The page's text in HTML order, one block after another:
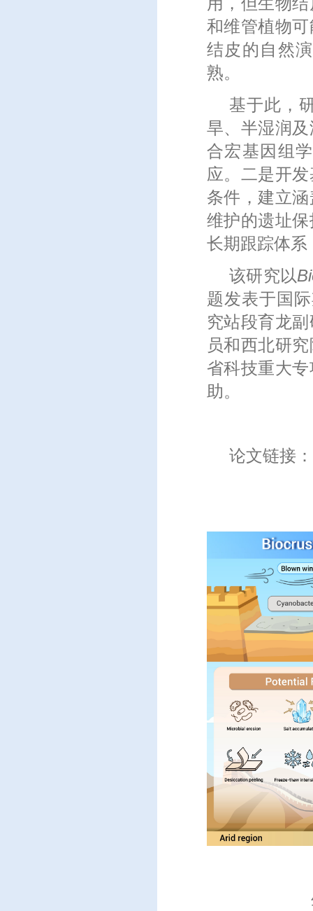
和维管植物
结皮的自然
熟。
基于此，
旱、半湿润
合宏基因组
应。二是开
条件，建立
维护的遗址
长期跟踪体
该研究以
题发表于国
究站段育龙
员和西北研
省科技重大
助。
论文链接：